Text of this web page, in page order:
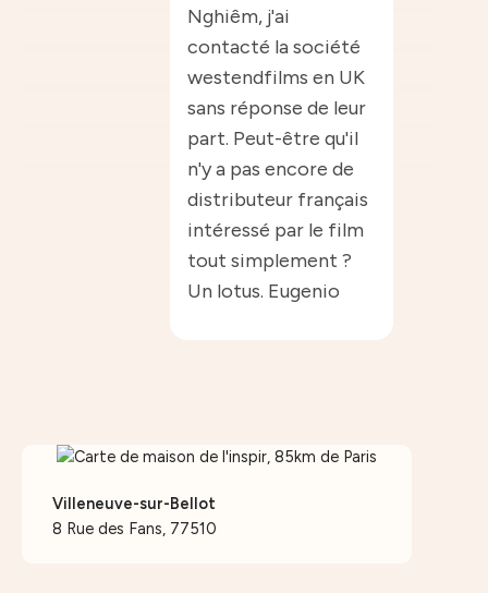
Nghiêm, j'ai
contacté la société
westendfilms en UK
sans réponse de leur
part. Peut-être qu'il
n'y a pas encore de
distributeur français
intéressé par le film
tout simplement ?
Un lotus. Eugenio
Villeneuve-sur-Bellot
8 Rue des Fans, 77510